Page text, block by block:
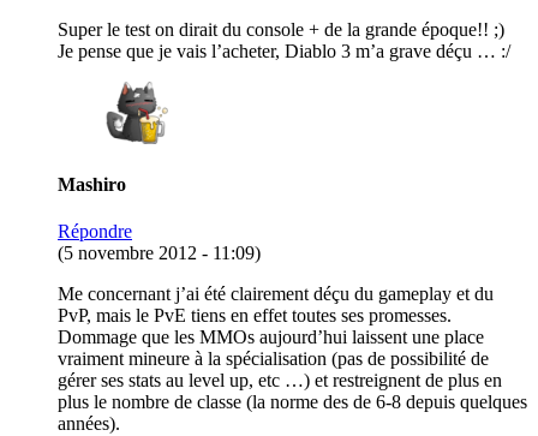
Super le test on dirait du console + de la grande époque!! ;)
Je pense que je vais l’acheter, Diablo 3 m’a grave déçu … :/
Mashiro
Répondre
(5 novembre 2012 - 11:09)
Me concernant j’ai été clairement déçu du gameplay et du
PvP, mais le PvE tiens en effet toutes ses promesses.
Dommage que les MMOs aujourd’hui laissent une place
vraiment mineure à la spécialisation (pas de possibilité de
gérer ses stats au level up, etc …) et restreignent de plus en
plus le nombre de classe (la norme des de 6-8 depuis quelques
années).